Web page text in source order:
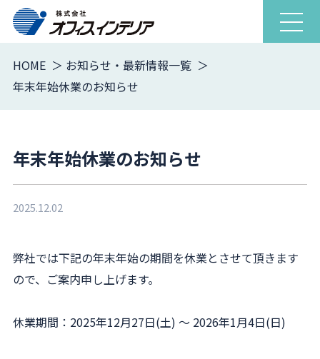
ナ
ビ
ョ
閉
HOME
お知らせ・最新情報一覧
年末年始休業のお知らせ
年末年始休業のお知らせ
2025.12.02
弊社では下記の年末年始の期間を休業とさせて頂きます
ので、ご案内申し上げます。
休業期間：2025年12月27日(土) ～ 2026年1月4日(日)